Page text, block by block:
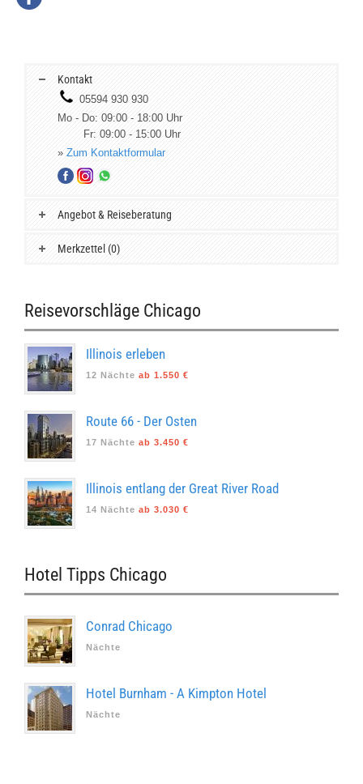
Kontakt
05594 930 930
Mo - Do: 09:00 - 18:00 Uhr
Fr: 09:00 - 15:00 Uhr
» Zum Kontaktformular
Angebot & Reiseberatung
Merkzettel (0)
Reisevorschläge Chicago
Illinois erleben
12 Nächte ab 1.550 €
Route 66 - Der Osten
17 Nächte ab 3.450 €
Illinois entlang der Great River Road
14 Nächte ab 3.030 €
Hotel Tipps Chicago
Conrad Chicago
Nächte
Hotel Burnham - A Kimpton Hotel
Nächte